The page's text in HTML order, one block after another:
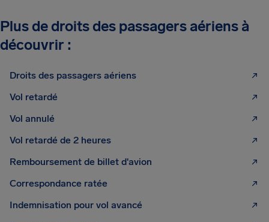
Plus de droits des passagers aériens à
découvrir :
Droits des passagers aériens
Vol retardé
Vol annulé
Vol retardé de 2 heures
Remboursement de billet d'avion
Correspondance ratée
Indemnisation pour vol avancé